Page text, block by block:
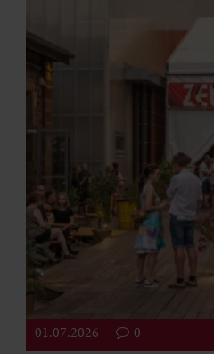
01.07.2026 0